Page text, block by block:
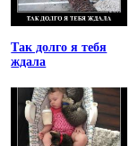
Так долго я тебя
ждала